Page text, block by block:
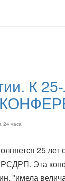
К
24 часа
25 лет
Эта
"имела